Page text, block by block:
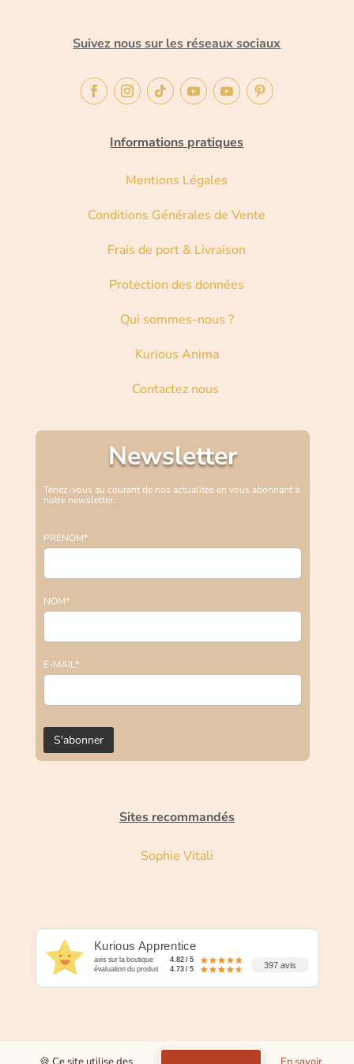
Suivez nous sur les réseaux sociaux
Informations pratiques
Mentions Légales
Conditions Générales de Vente
Frais de port & Livraison
Protection des données
Qui sommes-nous ?
Kurious Anima
Contactez nous
Newsletter
Tenez-vous au courant de nos actualités en vous abonnant à
notre newsletter.
PRENOM*
NOM*
E-MAIL*
Sites recommandés
Sophie Vitali
Kurious Apprentice
avis sur la boutique 4.82 / 5
évaluation du produit 4.73 / 5 397 avis